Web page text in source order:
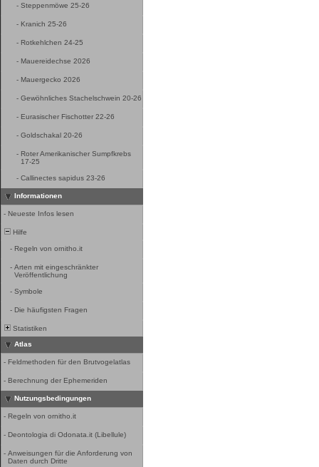
- Steppenmöwe 25-26
- Kranich 25-26
- Rotkehlchen 24-25
- Mauereidechse 2026
- Mauergecko 2026
- Gewöhnliches Stachelschwein 20-26
- Eurasischer Fischotter 22-26
- Goldschakal 20-26
- Roter Amerikanischer Sumpfkrebs
17-25
- Callinectes sapidus 23-26
Informationen
- Neueste Infos lesen
Hilfe
- Regeln von ornitho.it
- Arten mit eingeschränkter
Veröffentlichung
- Symbole
- Die häufigsten Fragen
Statistiken
Atlas
- Feldmethoden für den Brutvogelatlas
- Berechnung der Ephemeriden
Nutzungsbedingungen
- Regeln von ornitho.it
- Deontologia di Odonata.it (Libellule)
- Anweisungen für die Anforderung von
Daten durch Dritte